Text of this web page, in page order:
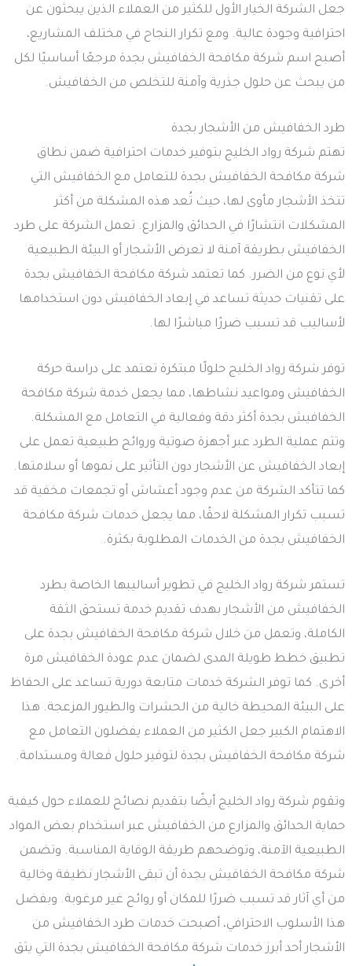
جعل الشركة الخيار الأول للكثير من العملاء الذين يبحثون عن
احترافية وجودة عالية. ومع تكرار النجاح في مختلف المشاريع،
أصبح اسم شركة مكافحة الخفافيش بجدة مرجعًا أساسيًا لكل
من يبحث عن حلول جذرية وآمنة للتخلص من الخفافيش.
طرد الخفافيش من الأشجار بجدة
تهتم شركة رواد الخليج بتوفير خدمات احترافية ضمن نطاق
شركة مكافحة الخفافيش بجدة للتعامل مع الخفافيش التي
تتخذ الأشجار مأوى لها، حيث تُعد هذه المشكلة من أكثر
المشكلات انتشارًا في الحدائق والمزارع. تعمل الشركة على طرد
الخفافيش بطريقة آمنة لا تعرض الأشجار أو البيئة الطبيعية
لأي نوع من الضرر. كما تعتمد شركة مكافحة الخفافيش بجدة
على تقنيات حديثة تساعد في إبعاد الخفافيش دون استخدامها
لأساليب قد تسبب ضررًا مباشرًا لها.
توفر شركة رواد الخليج حلولًا مبتكرة تعتمد على دراسة حركة
الخفافيش ومواعيد نشاطها، مما يجعل خدمة شركة مكافحة
الخفافيش بجدة أكثر دقة وفعالية في التعامل مع المشكلة.
وتتم عملية الطرد عبر أجهزة صوتية وروائح طبيعية تعمل على
إبعاد الخفافيش عن الأشجار دون التأثير على نموها أو سلامتها.
كما تتأكد الشركة من عدم وجود أعشاش أو تجمعات مخفية قد
تسبب تكرار المشكلة لاحقًا، مما يجعل خدمات شركة مكافحة
الخفافيش بجدة من الخدمات المطلوبة بكثرة.
تستمر شركة رواد الخليج في تطوير أساليبها الخاصة بطرد
الخفافيش من الأشجار بهدف تقديم خدمة تستحق الثقة
الكاملة، وتعمل من خلال شركة مكافحة الخفافيش بجدة على
تطبيق خطط طويلة المدى لضمان عدم عودة الخفافيش مرة
أخرى. كما توفر الشركة خدمات متابعة دورية تساعد على الحفاظ
على البيئة المحيطة خالية من الحشرات والطيور المزعجة. هذا
الاهتمام الكبير جعل الكثير من العملاء يفضلون التعامل مع
شركة مكافحة الخفافيش بجدة لتوفير حلول فعالة ومستدامة.
وتقوم شركة رواد الخليج أيضًا بتقديم نصائح للعملاء حول كيفية
حماية الحدائق والمزارع من الخفافيش عبر استخدام بعض المواد
الطبيعية الآمنة، وتوضحهم طريقة الوقاية المناسبة. وتضمن
شركة مكافحة الخفافيش بجدة أن تبقى الأشجار نظيفة وخالية
من أي آثار قد تسبب ضررًا للمكان أو روائح غير مرغوبة. وبفضل
هذا الأسلوب الاحترافي، أصبحت خدمات طرد الخفافيش من
الأشجار أحد أبرز خدمات شركة مكافحة الخفافيش بجدة التي يثق